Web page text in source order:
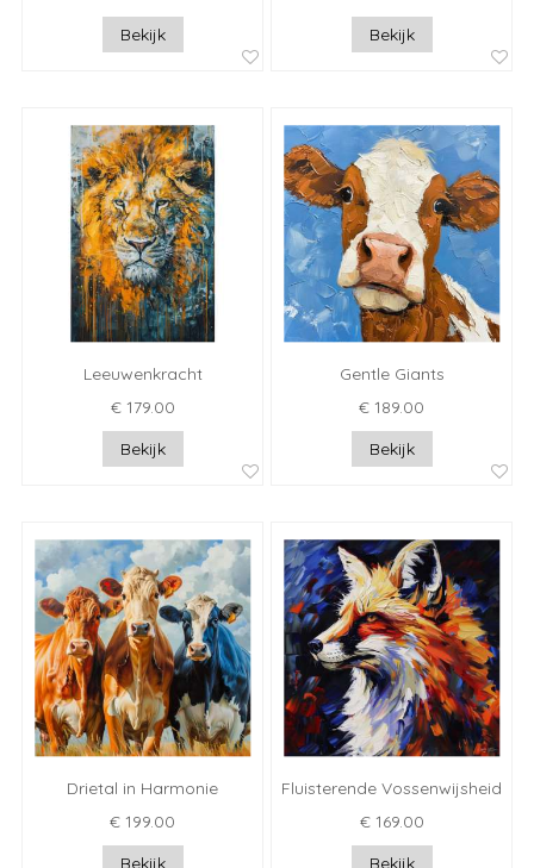
Bekijk
Bekijk
Leeuwenkracht
€ 179.00
Bekijk
Gentle Giants
€ 189.00
Bekijk
Drietal in Harmonie
€ 199.00
Bekijk
Fluisterende Vossenwijsheid
€ 169.00
Bekijk